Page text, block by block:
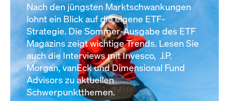
Nach den jüngsten Marktschwankungen
lohnt ein Blick auf die eigene ETF-
Strategie. Die Sommer-Ausgabe des ETF
Magazins zeigt wichtige Trends. Lesen Sie
auch die Interviews mit Invesco, J.P.
Morgan, vanEck und Dimensional Fund
Advisors zu aktuellen
Schwerpunktthemen.